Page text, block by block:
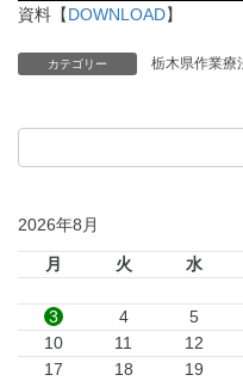
資料【DOWNLOAD】
カテゴリー 栃木県作業療
2026年8月
月 火 水
3
4 5
10
11 12
17
18 19